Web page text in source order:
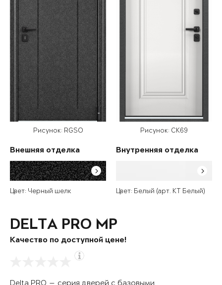
Рисунок: RGSO
Внешняя отделка
Цвет: Черный шелк
Рисунок: СК69
Внутренняя отделка
Цвет: Белый (арт. КТ Белый)
DELTA PRO MP
Качество по доступной цене!
Delta PRO — серия дверей с базовыми